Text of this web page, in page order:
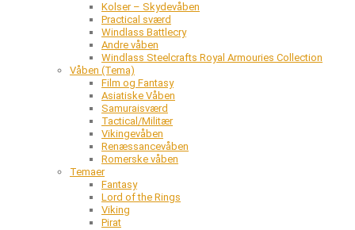
Kolser – Skydevåben
Practical sværd
Windlass Battlecry
Andre våben
Windlass Steelcrafts Royal Armouries Collection
Våben (Tema)
Film og Fantasy
Asiatiske Våben
Samuraisværd
Tactical/Militær
Vikingevåben
Renæssancevåben
Romerske våben
Temaer
Fantasy
Lord of the Rings
Viking
Pirat